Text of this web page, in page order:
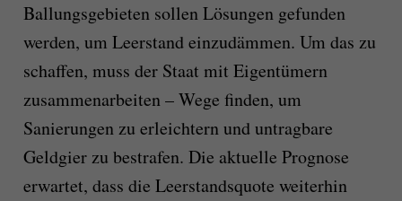
Ballungsgebieten sollen Lösungen gefunden
werden, um Leerstand einzudämmen. Um das zu
schaffen, muss der Staat mit Eigentümern
zusammenarbeiten – Wege finden, um
Sanierungen zu erleichtern und untragbare
Geldgier zu bestrafen. Die aktuelle Prognose
erwartet, dass die Leerstandsquote weiterhin